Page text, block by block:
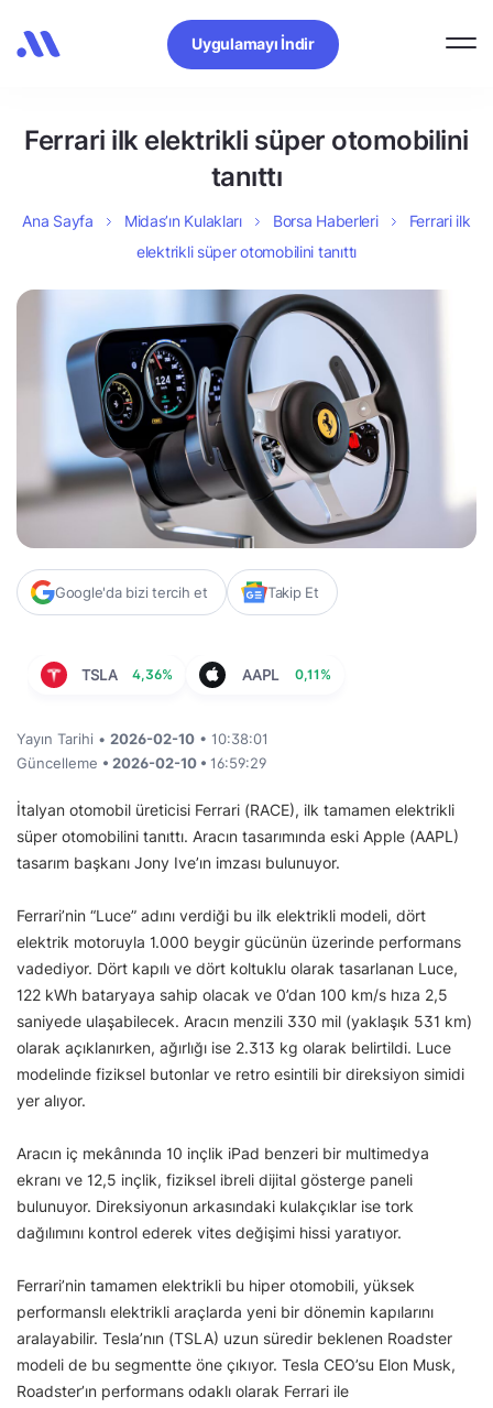
Uygulamayı İndir
Ferrari ilk elektrikli süper otomobilini
tanıttı
Ana Sayfa Midas’ın Kulakları Borsa Haberleri
Ferrari ilk
elektrikli süper otomobilini tanıttı
Google'da bizi tercih et Takip Et
TSLA 4,36% AAPL 0,11%
Yayın Tarihi • 2026-02-10 • 10:38:01
Güncelleme • 2026-02-10 • 16:59:29
İtalyan otomobil üreticisi Ferrari (RACE), ilk tamamen elektrikli
süper otomobilini tanıttı. Aracın tasarımında eski Apple (AAPL)
tasarım başkanı Jony Ive’ın imzası bulunuyor.
Ferrari’nin “Luce” adını verdiği bu ilk elektrikli modeli, dört
elektrik motoruyla 1.000 beygir gücünün üzerinde performans
vadediyor. Dört kapılı ve dört koltuklu olarak tasarlanan Luce,
122 kWh bataryaya sahip olacak ve 0’dan 100 km/s hıza 2,5
saniyede ulaşabilecek. Aracın menzili 330 mil (yaklaşık 531 km)
olarak açıklanırken, ağırlığı ise 2.313 kg olarak belirtildi. Luce
modelinde fiziksel butonlar ve retro esintili bir direksiyon simidi
yer alıyor.
Aracın iç mekânında 10 inçlik iPad benzeri bir multimedya
ekranı ve 12,5 inçlik, fiziksel ibreli dijital gösterge paneli
bulunuyor. Direksiyonun arkasındaki kulakçıklar ise tork
dağılımını kontrol ederek vites değişimi hissi yaratıyor.
Ferrari’nin tamamen elektrikli bu hiper otomobili, yüksek
performanslı elektrikli araçlarda yeni bir dönemin kapılarını
aralayabilir. Tesla’nın (TSLA) uzun süredir beklenen Roadster
modeli de bu segmentte öne çıkıyor. Tesla CEO’su Elon Musk,
Roadster’ın performans odaklı olarak Ferrari ile